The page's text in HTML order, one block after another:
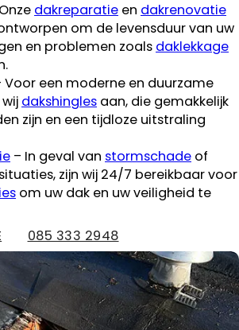
dakreparatie en dakrenovatie
om de levensduur van uw
en problemen zoals daklekkage
Voor een moderne en duurzame
dakshingles aan, die gemakkelijk
zijn en een tijdloze uitstraling
– In geval van stormschade of
zijn wij 24/7 bereikbaar voor
om uw dak en uw veiligheid te
085 333 2948